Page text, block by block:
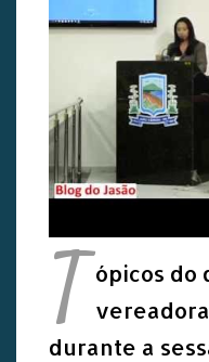
T ópicos do
durante a